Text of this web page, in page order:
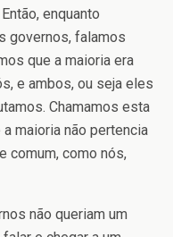
enquanto
governos, falamos
que a maioria era
e ambos, ou seja eles
Chamamos esta
maioria não pertencia
comum, como nós,
não queriam um